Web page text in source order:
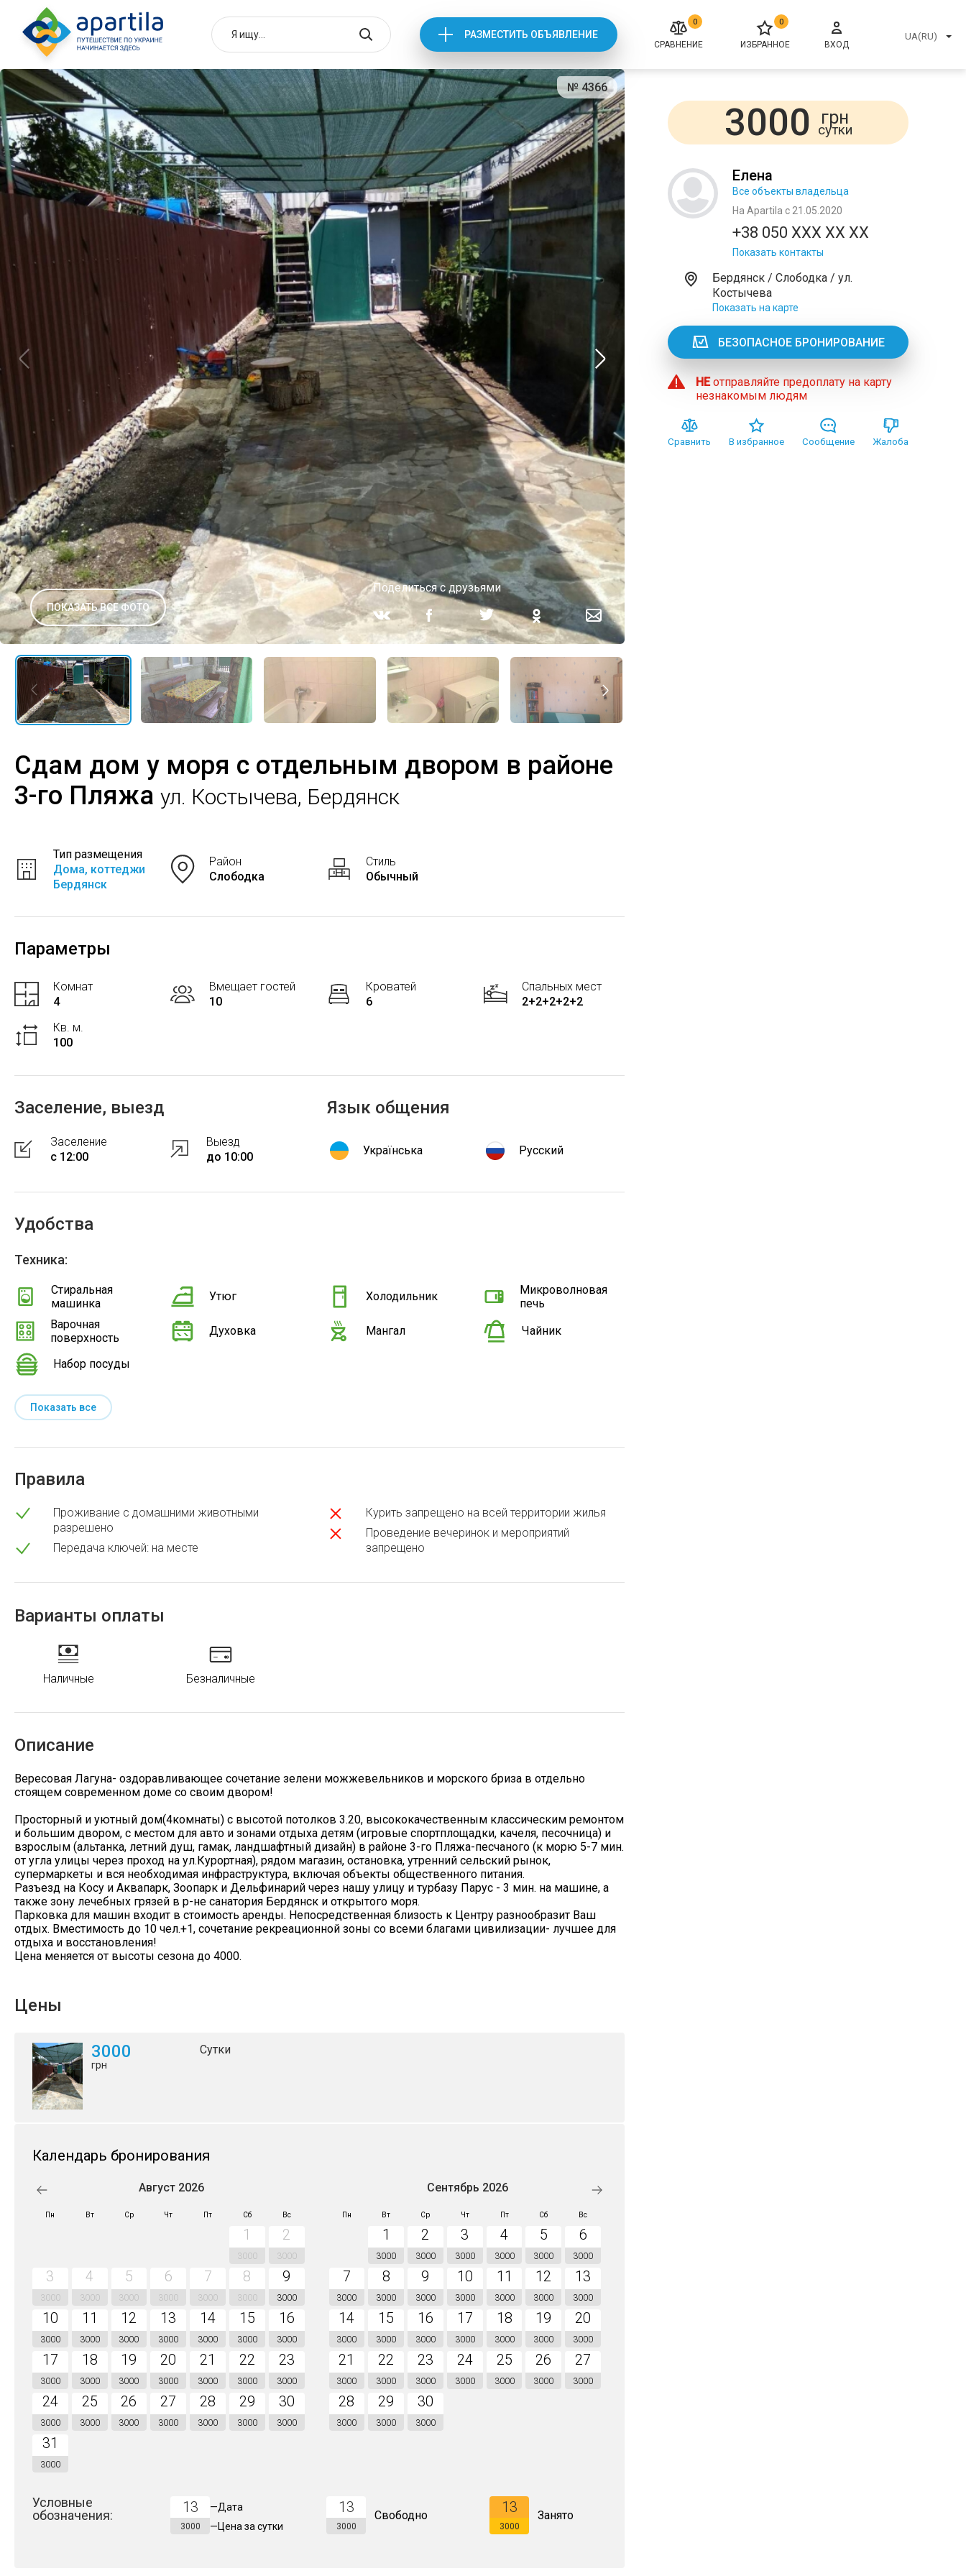
РАЗМЕСТИТЬ ОБЪЯВЛЕНИЕ
0
СРАВНЕНИЕ
0
ИЗБРАННОЕ ВХОД
UA(RU)
№ 4366
ПОКАЗАТЬ ВСЕ ФОТО
Поделиться с друзьями
Сдам дом у моря с отдельным двором в районе
3-го Пляжа ул. Костычева, Бердянск
Тип размещения
Дома, коттеджи
Бердянск
Район
Слободка
Стиль
Обычный
Параметры
Комнат
4
Вмещает гостей
10
Кроватей
6
Спальных мест
2+2+2+2+2
Кв. м.
100
Заселение, выезд
Заселение
с 12:00
Выезд
до 10:00
Язык общения
Українська Русский
Удобства
Техника:
Стиральная
машинка
Утюг Холодильник
Микроволновая
печь
Варочная
поверхность
Духовка Мангал Чайник
Набор посуды
Показать все
Правила
Проживание с домашними животными
разрешено
Передача ключей: на месте
Курить запрещено на всей территории жилья
Проведение вечеринок и мероприятий
запрещено
Варианты оплаты
Наличные Безналичные
Описание
Вересовая Лагуна- оздоравливающее сочетание зелени можжевельников и морского бриза в отдельно
стоящем современном доме со своим двором!
Просторный и уютный дом(4комнаты) с высотой потолков 3.20, высококачественным классическим ремонтом
и большим двором, с местом для авто и зонами отдыха детям (игровые спортплощадки, качеля, песочница) и
взрослым (альтанка, летний душ, гамак, ландшафтный дизайн) в районе 3-го Пляжа-песчаного (к морю 5-7 мин.
от угла улицы через проход на ул.Курортная), рядом магазин, остановка, утренний сельский рынок,
супермаркеты и вся необходимая инфраструктура, включая объекты общественного питания.
Разъезд на Косу и Аквапарк, Зоопарк и Дельфинарий через нашу улицу и турбазу Парус - 3 мин. на машине, а
также зону лечебных грязей в р-не санатория Бердянск и открытого моря.
Парковка для машин входит в стоимость аренды. Непосредственная близость к Центру разнообразит Ваш
отдых. Вместимость до 10 чел.+1, сочетание рекреационной зоны со всеми благами цивилизации- лучшее для
отдыха и восстановления!
Цена меняется от высоты сезона до 4000.
Цены
3000
грн
Сутки
Календарь бронирования
Август 2026
Пн Вт Ср Чт Пт Сб Вс
1
3000
2
3000
3
3000
4
3000
5
3000
6
3000
7
3000
8
3000
9
3000
10
3000
11
3000
12
3000
13
3000
14
3000
15
3000
16
3000
17
3000
18
3000
19
3000
20
3000
21
3000
22
3000
23
3000
24
3000
25
3000
26
3000
27
3000
28
3000
29
3000
30
3000
31
3000
Сентябрь 2026
Пн Вт Ср Чт Пт Сб Вс
1
3000
2
3000
3
3000
4
3000
5
3000
6
3000
7
3000
8
3000
9
3000
10
3000
11
3000
12
3000
13
3000
14
3000
15
3000
16
3000
17
3000
18
3000
19
3000
20
3000
21
3000
22
3000
23
3000
24
3000
25
3000
26
3000
27
3000
28
3000
29
3000
30
3000
Условные
обозначения:
13
3000
—Дата
—Цена за сутки
13
3000
Свободно 13
3000
Занято
3000 грн
сутки
Елена
Все объекты владельца
На Apartila с 21.05.2020
+38 050 XXX XX XX
Показать контакты
Бердянск / Слободка / ул.
Костычева
Показать на карте
БЕЗОПАСНОЕ БРОНИРОВАНИЕ
НЕотправляйте предоплату на карту
незнакомым людям
Сравнить В избранное Сообщение Жалоба